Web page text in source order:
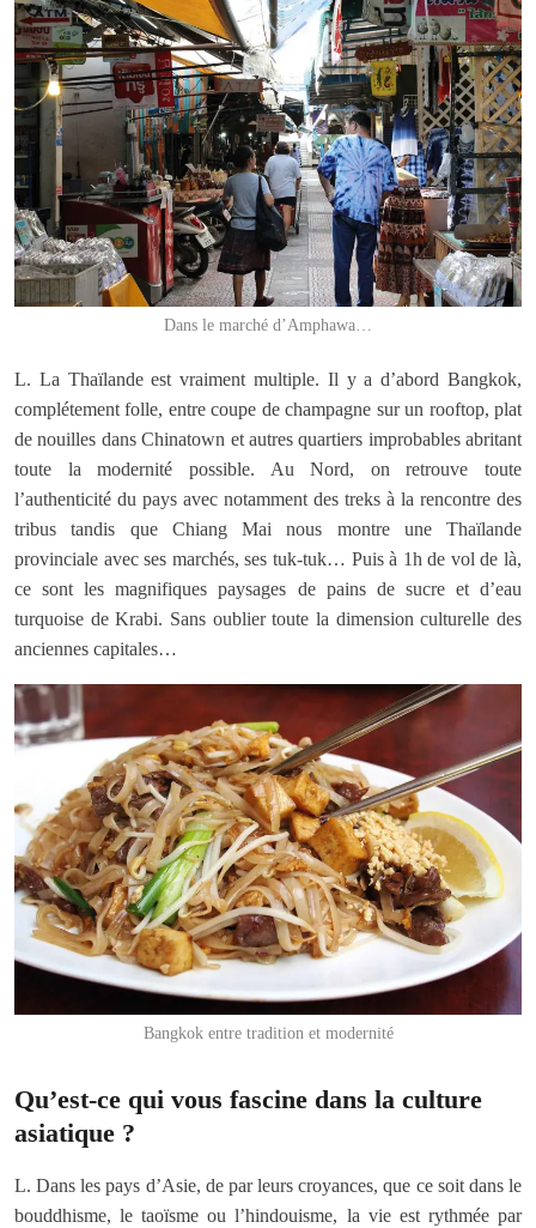
Dans le marché d’Amphawa…
L. La Thaïlande est vraiment multiple. Il y a d’abord Bangkok,
complétement folle, entre coupe de champagne sur un rooftop, plat
de nouilles dans Chinatown et autres quartiers improbables abritant
toute la modernité possible. Au Nord, on retrouve toute
l’authenticité du pays avec notamment des treks à la rencontre des
tribus tandis que Chiang Mai nous montre une Thaïlande
provinciale avec ses marchés, ses tuk-tuk… Puis à 1h de vol de là,
ce sont les magnifiques paysages de pains de sucre et d’eau
turquoise de Krabi. Sans oublier toute la dimension culturelle des
anciennes capitales…
Bangkok entre tradition et modernité
Qu’est-ce qui vous fascine dans la culture
asiatique ?
L. Dans les pays d’Asie, de par leurs croyances, que ce soit dans le
bouddhisme, le taoïsme ou l’hindouisme, la vie est rythmée par